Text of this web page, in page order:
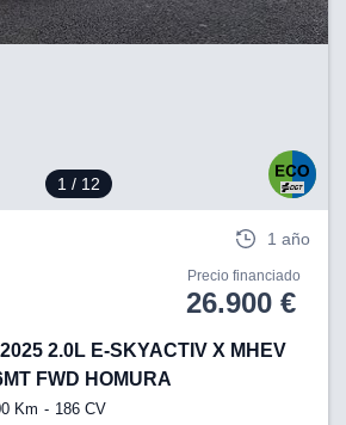
1 / 12
1 año
Precio financiado
26.900 €
2.0L E-SKYACTIV X MHEV
FWD HOMURA
Km 186 CV